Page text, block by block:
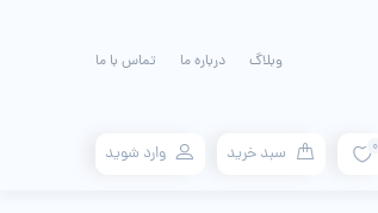
وبلاگ درباره ما تماس با ما
0 سبد خرید وارد شوید